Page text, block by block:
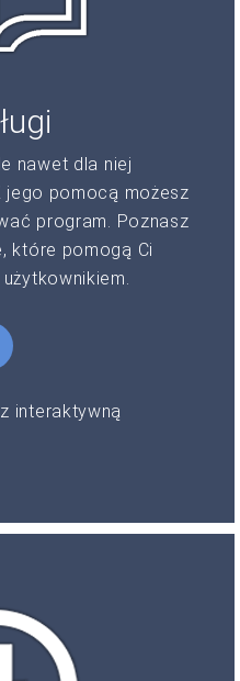
nawet dla niej
jego pomocą możesz
program. Poznasz
które pomogą Ci
interaktywną